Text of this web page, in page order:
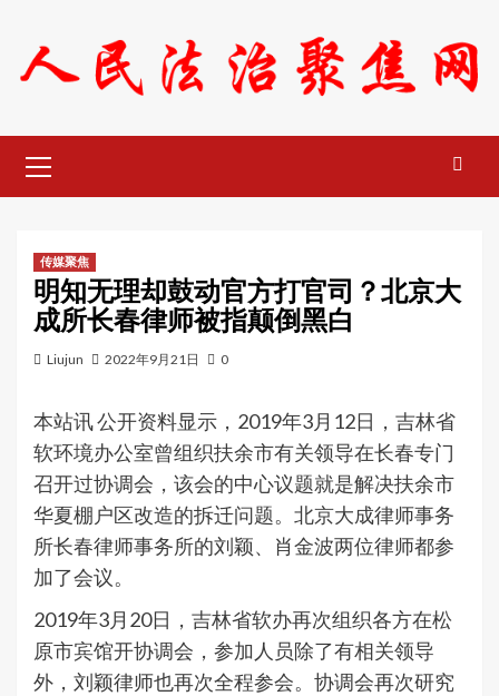
content
Menu
传媒聚焦
明知无理却鼓动官方打官司？北京大
成所长春律师被指颠倒黑白
Liujun 2022年9月21日 0
本站讯 公开资料显示，2019年3月12日，吉林省
软环境办公室曾组织扶余市有关领导在长春专门
召开过协调会，该会的中心议题就是解决扶余市
华夏棚户区改造的拆迁问题。北京大成律师事务
所长春律师事务所的刘颖、肖金波两位律师都参
加了会议。
2019年3月20日，吉林省软办再次组织各方在松
原市宾馆开协调会，参加人员除了有相关领导
外，刘颖律师也再次全程参会。协调会再次研究